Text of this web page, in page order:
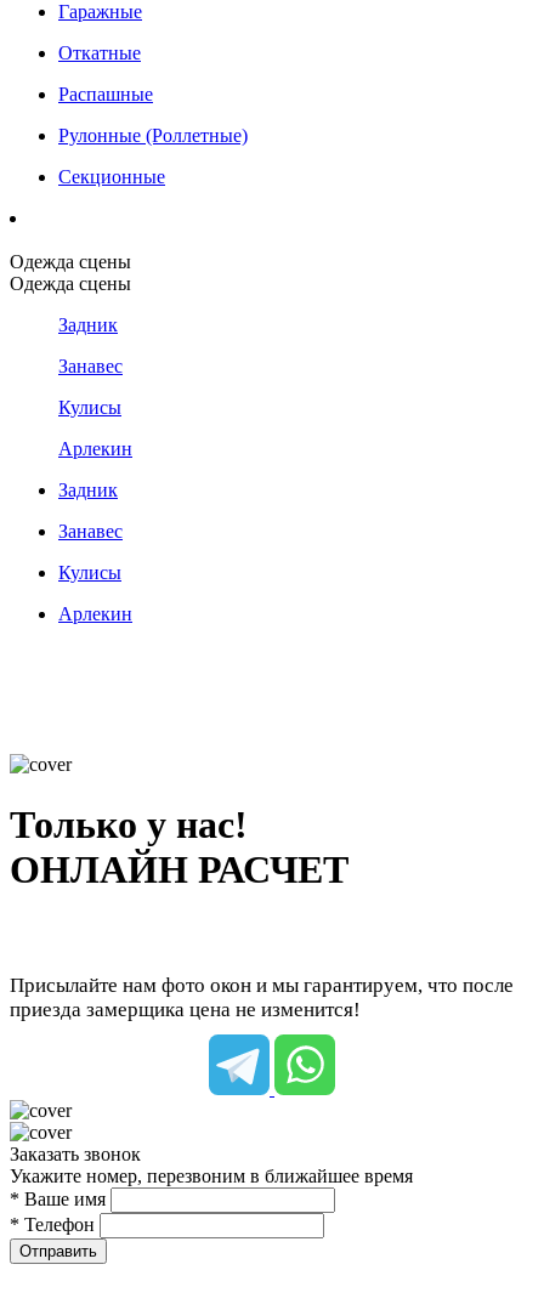
Гаражные
Откатные
Распашные
Рулонные (Роллетные)
Секционные
Одежда сцены
Одежда сцены
Задник
Занавес
Кулисы
Арлекин
Задник
Занавес
Кулисы
Арлекин
Только у нас!
ОНЛАЙН РАСЧЕТ
Присылайте нам фото окон и мы гарантируем, что после
приезда замерщика цена не изменится!
Заказать звонок
Укажите номер, перезвоним в ближайшее время
* Ваше имя
* Телефон
Отправить